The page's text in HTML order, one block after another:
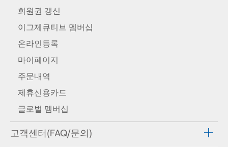
회원권 갱신
이그제큐티브 멤버십
온라인등록
마이페이지
주문내역
제휴신용카드
글로벌 멤버십
고객센터(FAQ/문의)